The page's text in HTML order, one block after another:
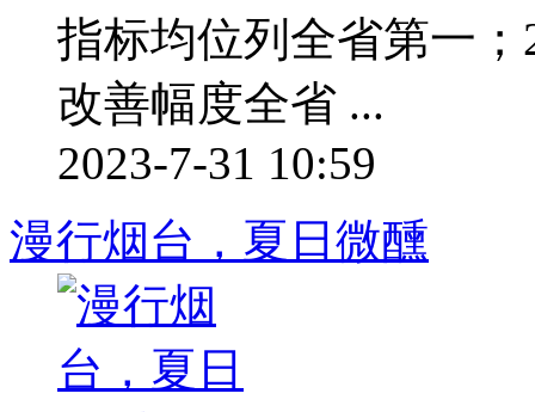
指标均位列全省第一
改善幅度全省 ...
2023-7-31 10:59
漫行烟台，夏日微醺